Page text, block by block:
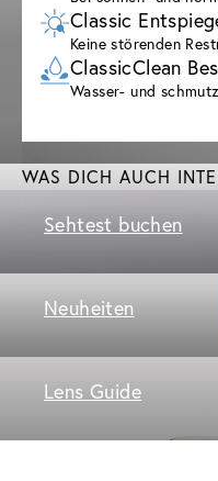
Classic
Keine störenden
ClassicClean
Wasser- und
WAS DICH AUCH
Sehtest buchen
Neuheiten
Lens Guide